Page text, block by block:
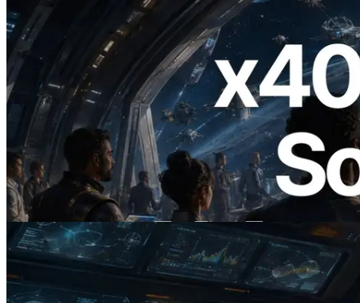
2026.07.04
ERPC startet x402-fähige Solana RPC —
Der Beginn einer Ära, in der KI-Agenten
APIs bei Bedarf bezahlen
Lesen Sie diesen Artikel